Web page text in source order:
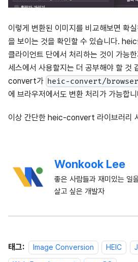
이렇게 변환된 이미지를 비교해보면 확
을 보이는 것을 확인할 수 있습니다.
클라이언트 단에서 처리하는 것이 가능
세스에서 사용할지는 더 공부해야 할 것
convert가 heic-convert/browser
에 브라우저에서도 변환 처리가 가능합
이상 간단한 heic-convert 라이브러리
Wonkook Lee
좋은 사람들과 재미있는 일
살고 싶은 개발자
태그: Image Conversion HEIC